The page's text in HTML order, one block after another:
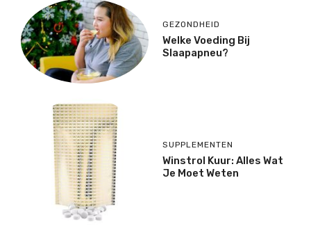
GEZONDHEID
Welke Voeding Bij
Slaapapneu?
SUPPLEMENTEN
Winstrol Kuur: Alles Wat
Je Moet Weten